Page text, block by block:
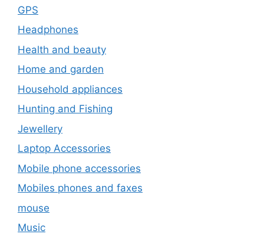
GPS
Headphones
Health and beauty
Home and garden
Household appliances
Hunting and Fishing
Jewellery
Laptop Accessories
Mobile phone accessories
Mobiles phones and faxes
mouse
Music